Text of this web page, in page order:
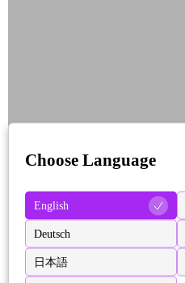
Choose Language
English
Deutsch
日本語